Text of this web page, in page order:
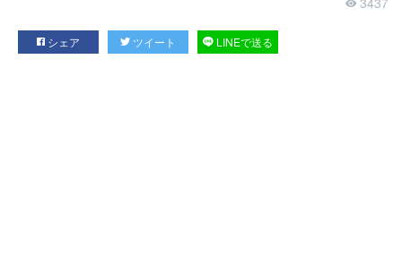
シェア ツイート LINEで送る